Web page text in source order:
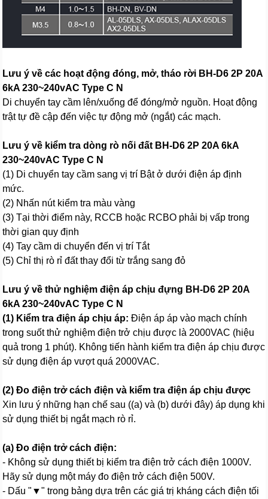
Lưu ý về các hoạt động đóng, mở, tháo rời BH-D6 2P 20A
6kA 230~240vAC Type C N
Di chuyển tay cầm lên/xuống để đóng/mở nguồn. Hoạt động
trật tự đề cập đến việc tự động mở (ngắt) các mạch.
Lưu ý về kiểm tra dòng rò nối đất BH-D6 2P 20A 6kA
230~240vAC Type C N
(1) Di chuyển tay cầm sang vị trí Bật ở dưới điện áp định
mức.
(2) Nhấn nút kiểm tra màu vàng
(3) Tại thời điểm này, RCCB hoặc RCBO phải bị vấp trong
thời gian quy định
(4) Tay cầm di chuyển đến vị trí Tắt
(5) Chỉ thị rò rỉ đất thay đổi từ trắng sang đỏ
Lưu ý về thử nghiệm điện áp chịu đựng BH-D6 2P 20A
6kA 230~240vAC Type C N
(1) Kiểm tra điện áp chịu áp: Điện áp áp vào mạch chính
trong suốt thử nghiệm điện trở chịu được là 2000VAC (hiệu
quả trong 1 phút). Không tiến hành kiểm tra điện áp chịu được
sử dụng điện áp vượt quá 2000VAC.
(2) Đo điện trở cách điện và kiểm tra điện áp chịu được
Xin lưu ý những hạn chế sau ((a) và (b) dưới đây) áp dụng khi
sử dụng thiết bị ngắt mạch rò rỉ.
(a) Đo điện trở cách điện:
- Không sử dụng thiết bị kiểm tra điện trở cách điện 1000V.
Hãy sử dụng một máy đo điện trở cách điện 500V.
- Dấu "▼" trong bảng dựa trên các giá trị kháng cách điện tối